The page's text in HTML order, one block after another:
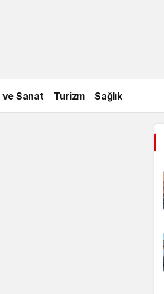
ve Sanat Turizm Sağlık